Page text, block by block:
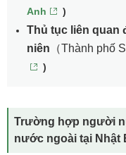
Anh
)
Thủ tục liên quan
niên （Thành phố
)
Trường hợp người
nước ngoài tại Nhật